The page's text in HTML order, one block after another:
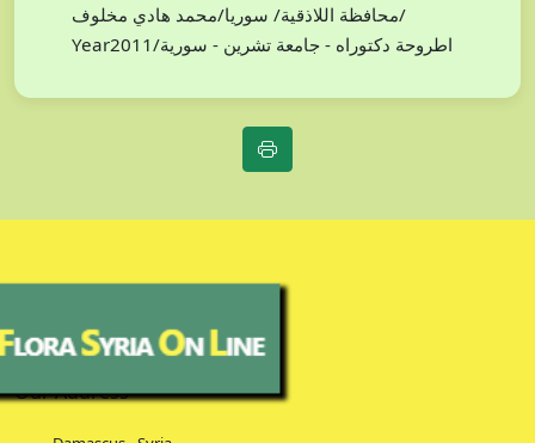
محافظة اللاذقية/ سوريا/محمد هادي مخلوف/
Year2011/اطروحة دكتوراه - جامعة تشرين - سورية
Our Address